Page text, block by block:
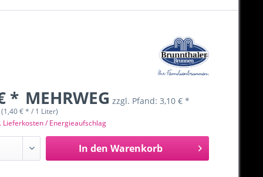
* MEHRWEG zzgl. Pfand: 3,10 € *
€ * / 1 Liter)
Lieferkosten / Energieaufschlag
In den Warenkorb